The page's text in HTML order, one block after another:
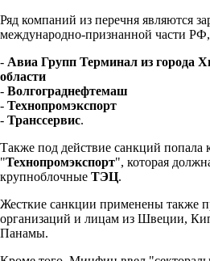
Ряд компаний из перечня являются
международно-признанной части РФ,
- Авиа Групп Терминал из города
области
- Волгограднефтемаш
- Технопромэкспорт
- Транссервис.
Также под действие санкций попала
"Технопромэкспорт", которая
крупноблочные ТЭЦ.
Жесткие санкции применены также
организаций и лицам из Швеции,
Панамы.